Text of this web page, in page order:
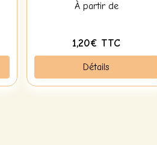
À partir de
1,20€ TTC
Détails